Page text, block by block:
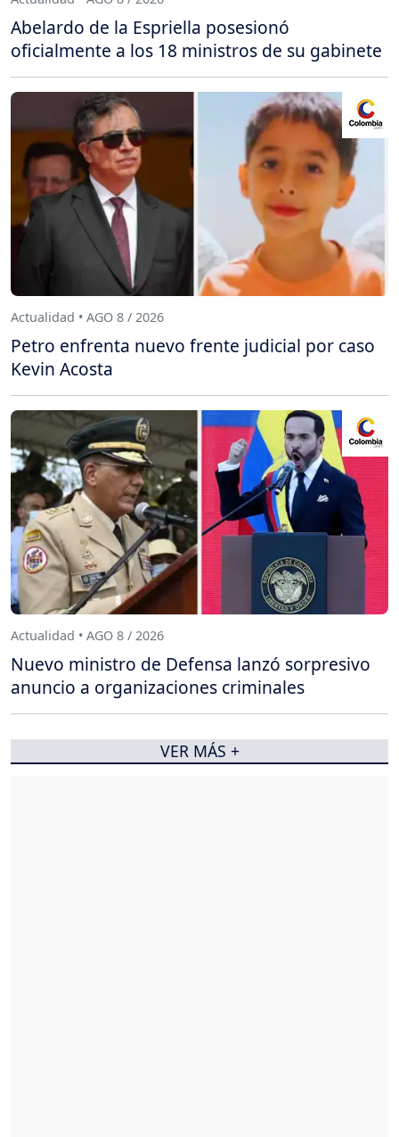
Abelardo de la Espriella posesionó
oficialmente a los 18 ministros de su gabinete
Actualidad • AGO 8 / 2026
Petro enfrenta nuevo frente judicial por caso
Kevin Acosta
Actualidad • AGO 8 / 2026
Nuevo ministro de Defensa lanzó sorpresivo
anuncio a organizaciones criminales
VER MÁS +